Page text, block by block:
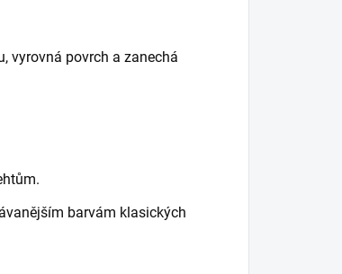
vyrovná povrch a zanechá
barvám klasických